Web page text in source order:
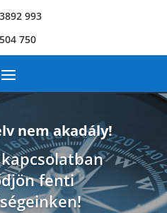
993
750
nem akadály!
fenti